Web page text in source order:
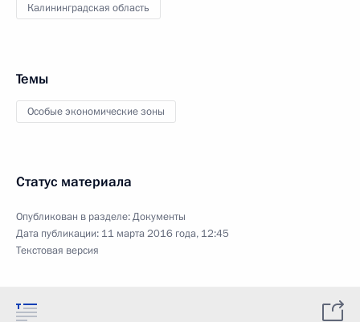
Калининградская область
Темы
Особые экономические зоны
Статус материала
Опубликован в разделе:Документы
Дата публикации: 11 марта 2016 года, 12:45
Текстовая версия